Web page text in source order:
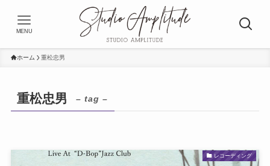
MENU
ホーム 重松忠男
重松忠男 – tag –
レコーディング